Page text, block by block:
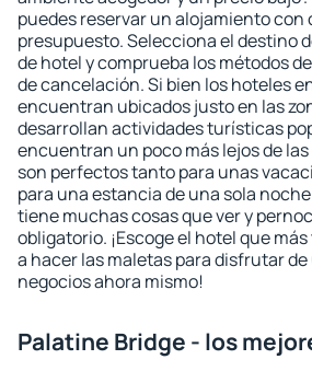
puedes reservar un alojamiento con
presupuesto. Selecciona el destino
de hotel y comprueba los métodos
de cancelación. Si bien los hoteles
encuentran ubicados justo en las
desarrollan actividades turísticas
encuentran un poco más lejos de
son perfectos tanto para unas
para una estancia de una sola
tiene muchas cosas que ver y
obligatorio. ¡Escoge el hotel que
a hacer las maletas para disfrutar de
negocios ahora mismo!
Palatine Bridge - los